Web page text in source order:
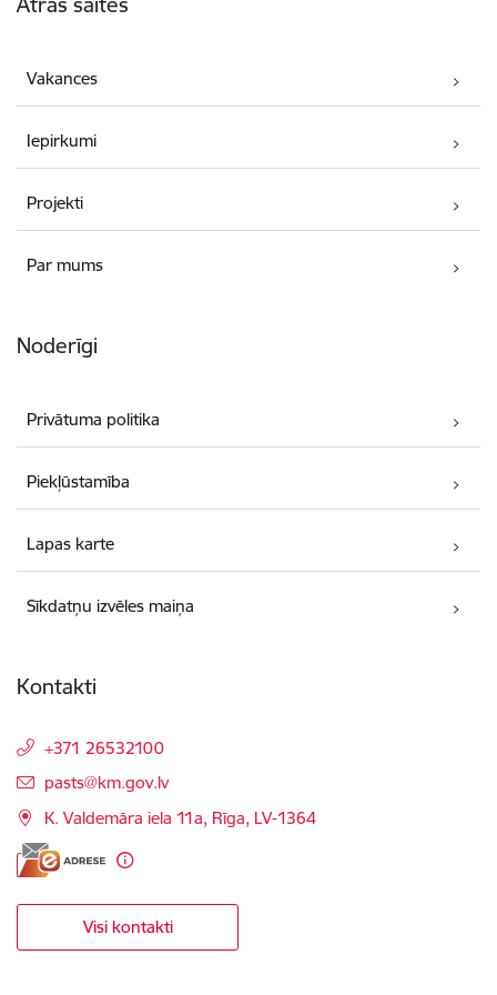
Vakances
Iepirkumi
Projekti
Par mums
Noderīgi
Privātuma politika
Piekļūstamība
Lapas karte
Sīkdatņu izvēles maiņa
Kontakti
+371 26532100
E-pasts:
pasts@km.gov.lv
K. Valdemāra iela 11a, Rīga, LV-1364
Visi kontakti